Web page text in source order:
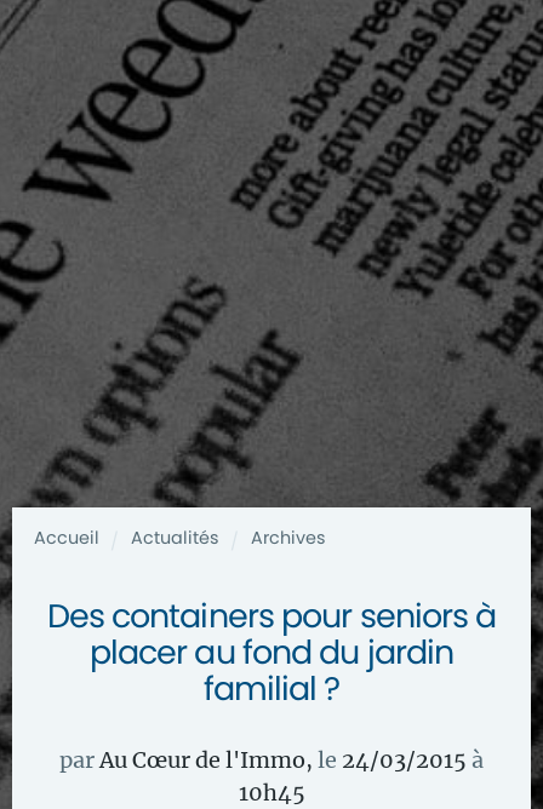
Accueil Actualités Archives
Des containers pour seniors à
placer au fond du jardin
familial ?
parAu Cœur de l'Immo, le 24/03/2015 à
10h45